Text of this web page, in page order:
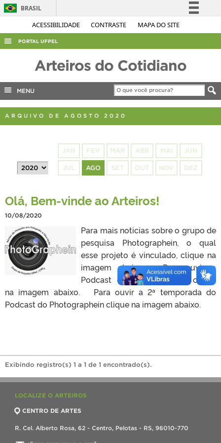
ACESSIBILIDADE CONTRASTE MAPA DO SITE
BRASIL
Simplifique!
Acesso à informação
Legislação
Canais
PORTAL UFPEL
COBALTO
CONCURSOS
EDITAIS
PORTARIAS
Arteiros do Cotidiano
MENU
ARQUIVO DE AGOSTO 2020
JAN FEV MAR ABR MAI JUN
JUL AGO SET OUT NOV DEZ
Olá, Bem-vinde ao Arteiros!
10/08/2020
Para mais noticias sobre o grupo de
pesquisa Photographein, o qual
esse projeto é vinculado, clique na
imagem abaixo. Para ouvir o
Podcast do Photographein clique
na imagem abaixo. Para ouvir a 2ª temporada do
Podcast do Photographein clique na imagem abaixo.
Exibindo registro(s) 1 a 1 de 1 encontrado(s).
LOCALIZE O ARTEIROS
CENTRO DE ARTES
R. Cel. Alberto Rosa, 62 - Centro, Pelotas - RS, 96010-770